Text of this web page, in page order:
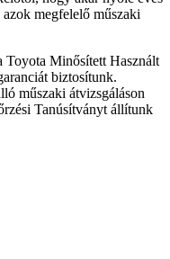
megfelelő műszaki
Toyota Minősített Használt
biztosítunk.
műszaki átvizsgáláson
Tanúsítványt állítunk